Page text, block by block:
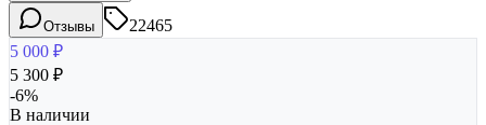
Отзывы
22465
5 000 ₽
5 300 ₽
-6%
В наличии